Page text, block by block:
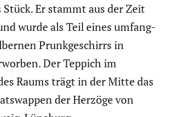
Stück. Er stammt aus der Zeit
wurde als Teil eines umfang­
Prunk­ge­schirrs in
Der Teppich im
Raums trägt in der Mitte das
der Herzöge von